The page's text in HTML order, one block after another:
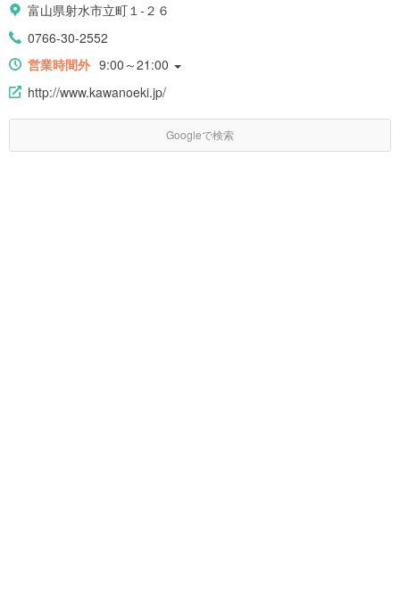
富山県射水市立町１-２６
0766-30-2552
営業時間外 9:00～21:00
http://www.kawanoeki.jp/
Googleで検索